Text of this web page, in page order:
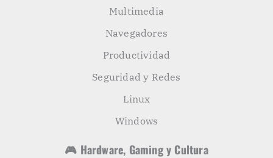
Multimedia
Navegadores
Productividad
Seguridad y Redes
Linux
Windows
🎮 Hardware, Gaming y Cultura